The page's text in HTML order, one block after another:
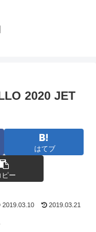
2020 JET
はてブ
ピー
2019.03.10 2019.03.21